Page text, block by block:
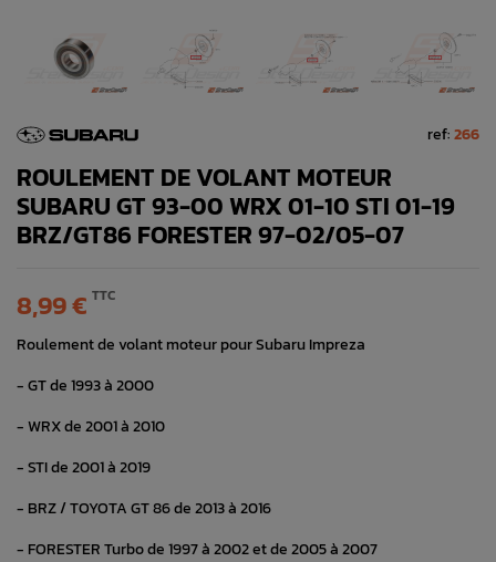
ref:266
ROULEMENT DE VOLANT MOTEUR
SUBARU GT 93-00 WRX 01-10 STI 01-19
BRZ/GT86 FORESTER 97-02/05-07
8,99 € TTC
Roulement de volant moteur pour Subaru Impreza
- GT de 1993 à 2000
- WRX de 2001 à 2010
- STI de 2001 à 2019
- BRZ / TOYOTA GT 86 de 2013 à 2016
- FORESTER Turbo de 1997 à 2002 et de 2005 à 2007